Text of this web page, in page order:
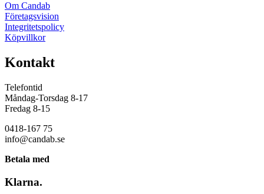
Om Candab
Företagsvision
Integritetspolicy
Köpvillkor
Kontakt
Telefontid
Måndag-Torsdag 8-17
Fredag 8-15
0418-167 75
info@candab.se
Betala med
Klarna.